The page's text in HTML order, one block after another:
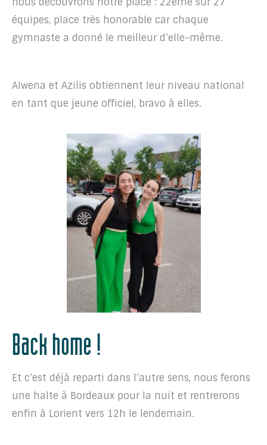
équipes, place très honorable car chaque
gymnaste a donné le meilleur d’elle-même.
Alwena et Azilis obtiennent leur niveau national
en tant que jeune officiel, bravo à elles.
Back home !
Et c’est déjà reparti dans l’autre sens, nous ferons
une halte à Bordeaux pour la nuit et rentrerons
enfin à Lorient vers 12h le lendemain.